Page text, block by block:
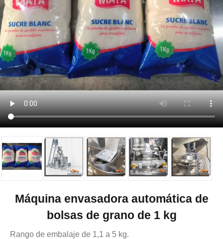
Máquina envasadora automática de
bolsas de grano de 1 kg
Rango de embalaje de 1,1 a 5 kg.